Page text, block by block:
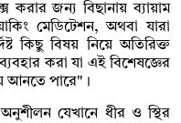
করার জন্য বিছানায় ব্যায়াম
মেডিটেশন, অথবা যারা
কিছু বিষয় নিয়ে অতিরিক্ত
করা যা এই বিশেষজ্ঞের
আনতে পারে"।
যেখানে ধীর ও স্থির